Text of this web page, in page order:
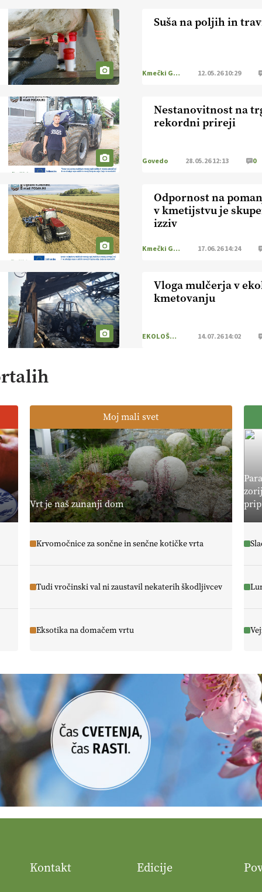
Suša na poljih in
Kmečki Glas 12.05.26 10:29
Nestanovitnost na
rekordni prireji
Govedo 28.05.26 12:13 0
Odpornost na
v kmetijstvu je
izziv
Kmečki Glas 17.06.26 14:24
Vloga mulčerja v
kmetovanju
EKOLOŠKO LOGIČNO 14.07.26 14:02
Moj mali svet
Vrt je naš zunanji dom
Krvomočnice za sončne in senčne kotičke vrta
Tudi vročinski val ni zaustavil nekaterih škodljivcev
Eksotika na domačem vrtu
Kontakt Edicije